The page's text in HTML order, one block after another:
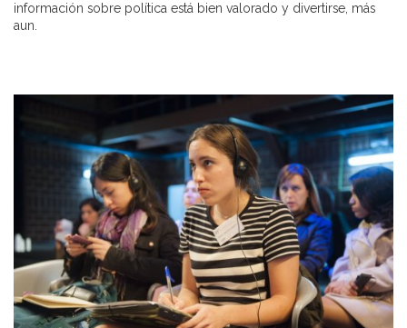
información sobre política está bien valorado y divertirse, más
aun.